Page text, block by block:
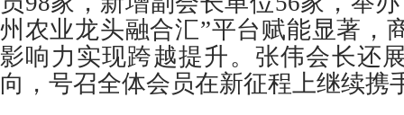
州农业龙头融合汇”平台赋能显著，
影响力实现跨越提升。张伟会长还
向，号召全体会员在新征程上继续携